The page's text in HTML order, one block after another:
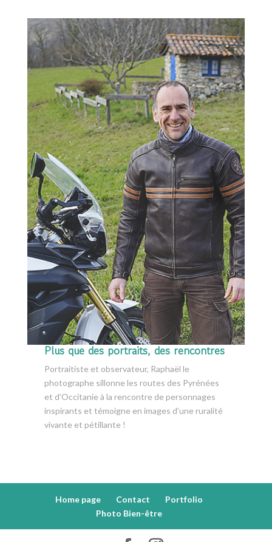
Plus que des portraits, des rencontres
Portraitiste et observateur, Raphaël le
photographe sillonne les routes des Pyrénées
et d’Occitanie à la rencontre de personnages
inspirants et témoigne en images d’une ruralité
vivante et pétillante !
Home page Contact
Portfolio
Photo Bien-être